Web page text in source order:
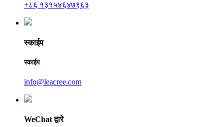
+८६ १३१५४६४७९६३
स्काईप
स्काईप
info@leacree.com
WeChat द्वारे